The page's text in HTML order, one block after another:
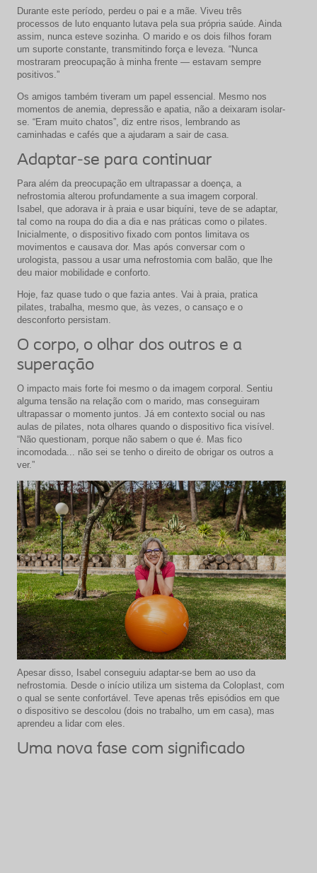
Durante este período, perdeu o pai e a mãe. Viveu três
processos de luto enquanto lutava pela sua própria saúde. Ainda
assim, nunca esteve sozinha. O marido e os dois filhos foram
um suporte constante, transmitindo força e leveza. “Nunca
mostraram preocupação à minha frente — estavam sempre
positivos.”
Os amigos também tiveram um papel essencial. Mesmo nos
momentos de anemia, depressão e apatia, não a deixaram isolar-
se. “Eram muito chatos”, diz entre risos, lembrando as
caminhadas e cafés que a ajudaram a sair de casa.
Adaptar-se para continuar
Para além da preocupação em ultrapassar a doença, a
nefrostomia alterou profundamente a sua imagem corporal.
Isabel, que adorava ir à praia e usar biquíni, teve de se adaptar,
tal como na roupa do dia a dia e nas práticas como o pilates.
Inicialmente, o dispositivo fixado com pontos limitava os
movimentos e causava dor. Mas após conversar com o
urologista, passou a usar uma nefrostomia com balão, que lhe
deu maior mobilidade e conforto.
Hoje, faz quase tudo o que fazia antes. Vai à praia, pratica
pilates, trabalha, mesmo que, às vezes, o cansaço e o
desconforto persistam.
O corpo, o olhar dos outros e a
superação
O impacto mais forte foi mesmo o da imagem corporal. Sentiu
alguma tensão na relação com o marido, mas conseguiram
ultrapassar o momento juntos. Já em contexto social ou nas
aulas de pilates, nota olhares quando o dispositivo fica visível.
“Não questionam, porque não sabem o que é. Mas fico
incomodada... não sei se tenho o direito de obrigar os outros a
ver.”
Apesar disso, Isabel conseguiu adaptar-se bem ao uso da
nefrostomia. Desde o início utiliza um sistema da Coloplast, com
o qual se sente confortável. Teve apenas três episódios em que
o dispositivo se descolou (dois no trabalho, um em casa), mas
aprendeu a lidar com eles.
Uma nova fase com significado